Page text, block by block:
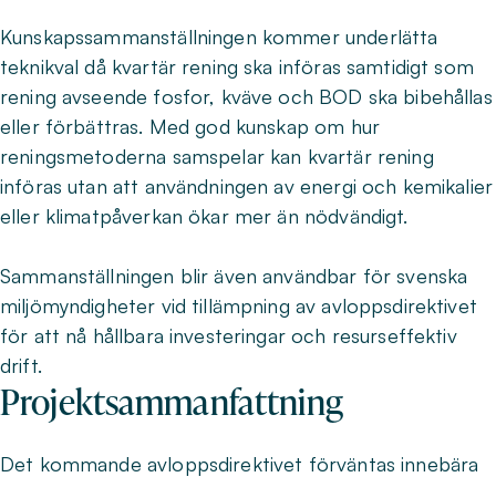
Kunskapssammanställningen kommer underlätta
teknikval då kvartär rening ska införas samtidigt som
rening avseende fosfor, kväve och BOD ska bibehållas
eller förbättras. Med god kunskap om hur
reningsmetoderna samspelar kan kvartär rening
införas utan att användningen av energi och kemikalier
eller klimatpåverkan ökar mer än nödvändigt.
Sammanställningen blir även användbar för svenska
miljömyndigheter vid tillämpning av avloppsdirektivet
för att nå hållbara investeringar och resurseffektiv
drift.
Projektsammanfattning
Det kommande avloppsdirektivet förväntas innebära